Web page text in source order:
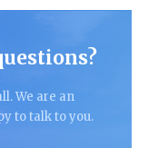
We are an
to talk to you.